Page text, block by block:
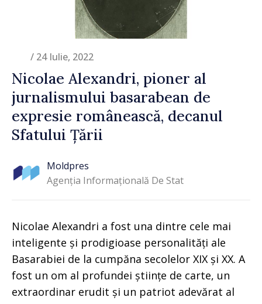
/ 24 Iulie, 2022
Nicolae Alexandri, pioner al
jurnalismului basarabean de
expresie românească, decanul
Sfatului Țării
Moldpres
Agenția Informațională De Stat
Nicolae Alexandri a fost una dintre cele mai
inteligente și prodigioase personalități ale
Basarabiei de la cumpăna secolelor XIX și XX. A
fost un om al profundei științe de carte, un
extraordinar erudit și un patriot adevărat al